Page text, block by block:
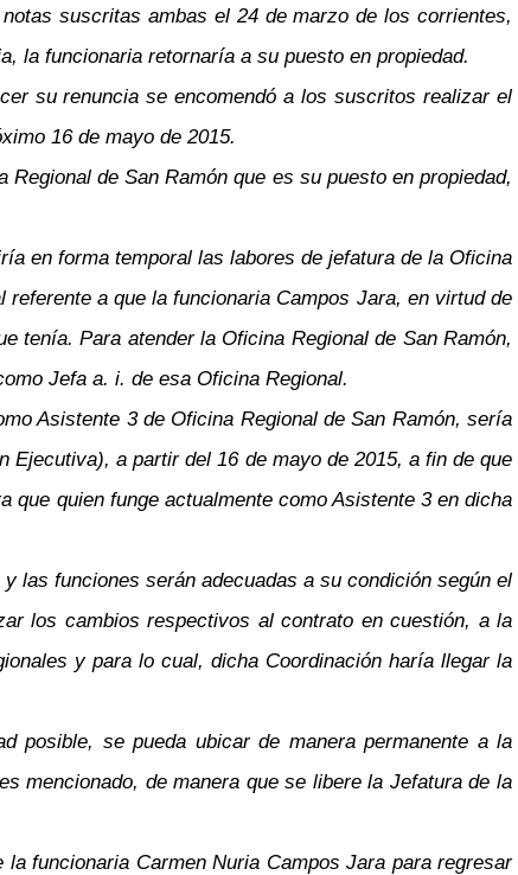
suscritas ambas el 24 de marzo de los corrientes,
la funcionaria retornaría a su puesto en propiedad.
su renuncia se encomendó a los suscritos realizar el
16 de mayo de 2015.
de San Ramón que es su puesto en propiedad,
en forma temporal las labores de jefatura de la Oficina
a que la funcionaria Campos Jara, en virtud de
tenía. Para atender la Oficina Regional de San Ramón,
Jefa a. i. de esa Oficina Regional.
Asistente 3 de Oficina Regional de San Ramón, sería
Ejecutiva), a partir del 16 de mayo de 2015, a fin de que
que quien funge actualmente como Asistente 3 en dicha
las funciones serán adecuadas a su condición según el
los cambios respectivos al contrato en cuestión, a la
y para lo cual, dicha Coordinación haría llegar la
posible, se pueda ubicar de manera permanente a la
mencionado, de manera que se libere la Jefatura de la
funcionaria Carmen Nuria Campos Jara para regresar